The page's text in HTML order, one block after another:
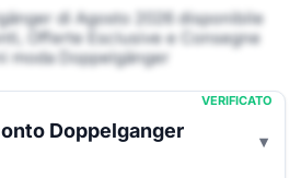
di Agosto 2026 disponibile
Offerte Esclusive e Consegne
moda Doppelgänger
VERIFICATO
Doppelganger